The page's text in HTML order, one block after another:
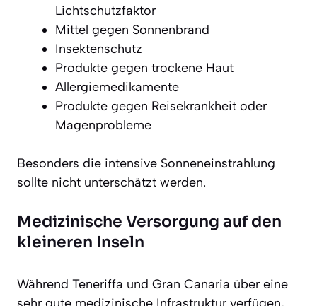
Lichtschutzfaktor
Mittel gegen Sonnenbrand
Insektenschutz
Produkte gegen trockene Haut
Allergiemedikamente
Produkte gegen Reisekrankheit oder
Magenprobleme
Besonders die intensive Sonneneinstrahlung
sollte nicht unterschätzt werden.
Medizinische Versorgung auf den
kleineren Inseln
Während Teneriffa und Gran Canaria über eine